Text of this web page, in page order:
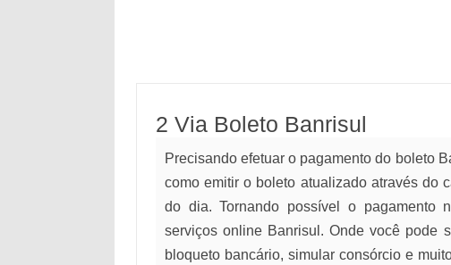
2 Via Boleto Banrisul
Precisando efetuar o pagamento do boleto
como emitir o boleto atualizado através do
do dia. Tornando possível o pagamento
serviços online Banrisul. Onde você pode
bloqueto bancário, simular consórcio e